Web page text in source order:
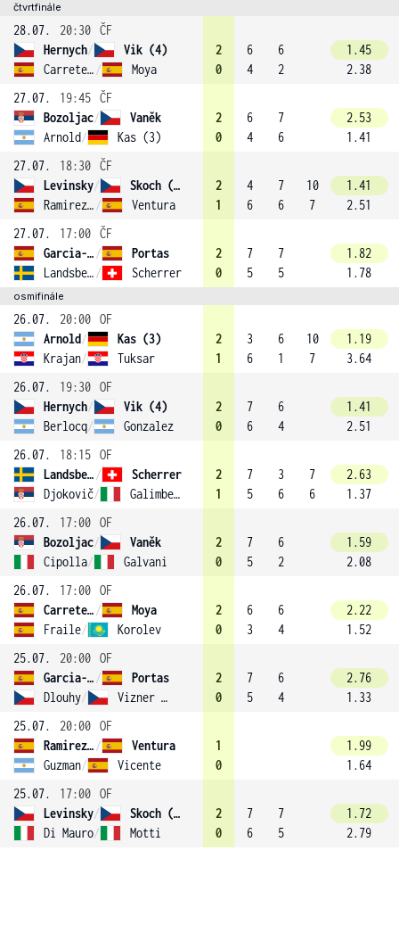
čtvrtfinále
28.07. 20:30 ČF
Hernych/
Vik (4)
Carretero-Diaz / Moya
2
0
6
4
6
2
1.45
2.38
27.07.
19:45 ČF
Bozoljac/
Vaněk
Arnold/ Kas (3)
2
0
6
4
7
6
2.53
1.41
27.07.
18:30 ČF
Levinsky/
Skoch (2)
Ramirez-Hidalgo / Ventura
2
1
4
6
7
6
10
7
1.41
2.51
27.07.
17:00 ČF
Garcia-Lopez /
Portas
Landsberg / Scherrer
2
0
7
5
7
5
1.82
1.78
osmifinále
26.07. 20:00 OF
Arnold/
Kas (3)
Krajan/ Tuksar
2
1
3
6
6
1
10
7
1.19
3.64
26.07.
19:30 OF
Hernych/
Vik (4)
Berlocq/ Gonzalez
2
0
7
6
6
4
1.41
2.51
26.07.
18:15 OF
Landsberg /
Scherrer
Djokovič/ Galimberti
2
1
7
5
3
6
7
6
2.63
1.37
26.07.
17:00 OF
Bozoljac/
Vaněk
Cipolla/ Galvani
2
0
7
5
6
2
1.59
2.08
26.07.
17:00 OF
Carretero-Diaz /
Moya
Fraile/ Korolev
2
0
6
3
6
4
2.22
1.52
25.07.
20:00 OF
Garcia-Lopez /
Portas
Dlouhy/ Vizner (1)
2
0
7
5
6
4
2.76
1.33
25.07.
20:00 OF
Ramirez-Hidalgo /
Ventura
Guzman/ Vicente
1
0
1.99
1.64
25.07.
17:00 OF
Levinsky/
Skoch (2)
Di Mauro/ Motti
2
0
7
6
7
5
1.72
2.79